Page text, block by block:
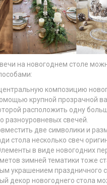
на новогоднем столе
композицию
крупной прозрачной
расположить одну
разноуровневых свечей.
две символики и
стола несколько свеч
в виде новогодних
зимней тематики тоже
украшением праздничного
декор новогоднего стола